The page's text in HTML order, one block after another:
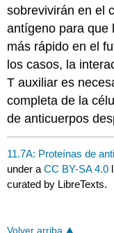
sobrevivirán en el
antígeno para que
más rápido en el
los casos, la
T auxiliar es
completa de la
de anticuerpos
11.7A: Proteínas de
under aCC BY-SA 4.0
curated by LibreTexts.
Volver arriba